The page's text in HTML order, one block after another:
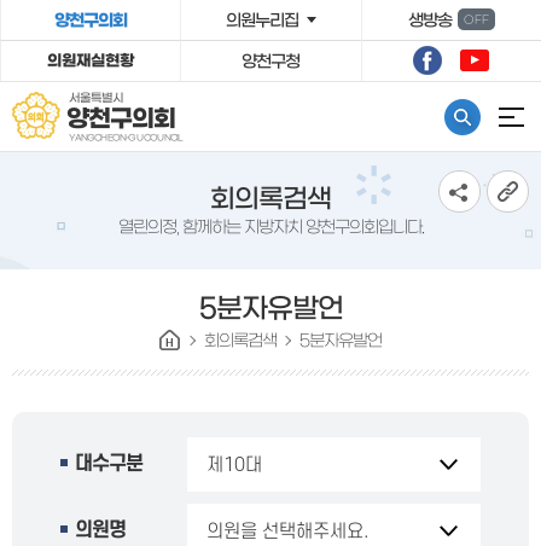
º»¹®¹ٷΰ¡±â
양천구의회 의원누리집 생방송 OFF
의원재실현황 양천구청
서울특별시
양천구의회
YANGCHEON-GU COUNCIL
회의록검색
열린의정, 함께하는 지방자치 양천구의회입니다.
5분자유발언
회의록검색 5분자유발언
대수구분
의원명